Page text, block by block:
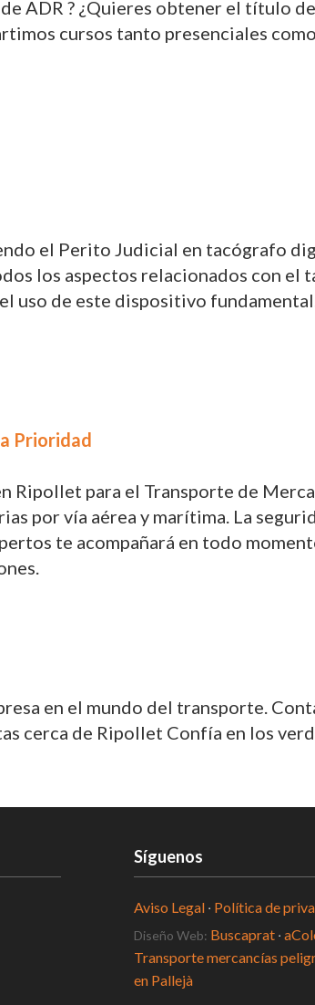
ADR ? ¿Quieres obtener el título
cursos tanto presenciales
el Perito Judicial en tacógrafo
los aspectos relacionados con el
uso de este dispositivo
Prioridad
Ripollet para el Transporte de
por vía aérea y marítima. La
te acompañará en todo
en el mundo del transporte.
cerca de Ripollet Confía en los
Síguenos
Aviso Legal · Política de
Diseño Web: Buscaprat ·
Asistencia judicial en Pallejà